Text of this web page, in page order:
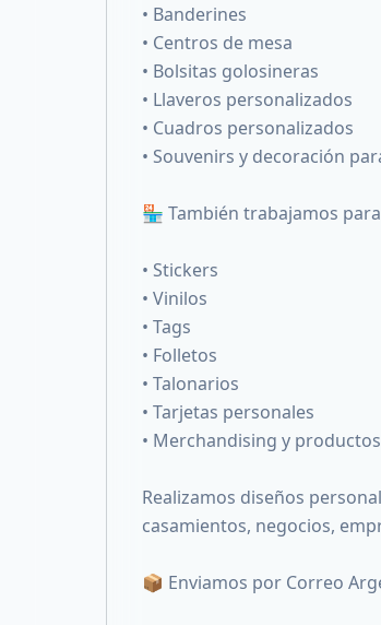
• Banderines
• Centros de mesa
• Bolsitas golosineras
• Llaveros personalizados
• Cuadros personalizados
• Souvenirs y decoración
🏪 También trabajamos
• Stickers
• Vinilos
• Tags
• Folletos
• Talonarios
• Tarjetas personales
• Merchandising y
Realizamos diseños
casamientos, negocios,
📦 Enviamos por Correo